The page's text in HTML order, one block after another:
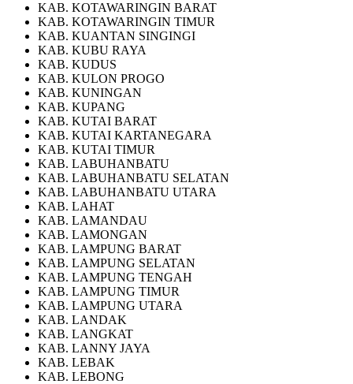
KAB. KOTAWARINGIN BARAT
KAB. KOTAWARINGIN TIMUR
KAB. KUANTAN SINGINGI
KAB. KUBU RAYA
KAB. KUDUS
KAB. KULON PROGO
KAB. KUNINGAN
KAB. KUPANG
KAB. KUTAI BARAT
KAB. KUTAI KARTANEGARA
KAB. KUTAI TIMUR
KAB. LABUHANBATU
KAB. LABUHANBATU SELATAN
KAB. LABUHANBATU UTARA
KAB. LAHAT
KAB. LAMANDAU
KAB. LAMONGAN
KAB. LAMPUNG BARAT
KAB. LAMPUNG SELATAN
KAB. LAMPUNG TENGAH
KAB. LAMPUNG TIMUR
KAB. LAMPUNG UTARA
KAB. LANDAK
KAB. LANGKAT
KAB. LANNY JAYA
KAB. LEBAK
KAB. LEBONG